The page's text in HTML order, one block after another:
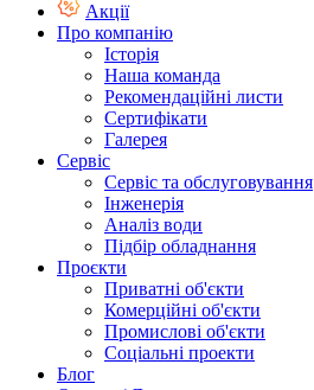
Акції
Про компанію
Історія
Наша команда
Рекомендаційні листи
Сертифікати
Галерея
Сервіс
Сервіс та обслуговування
Інженерія
Аналіз води
Підбір обладнання
Проєкти
Приватні об'єкти
Комерційні об'єкти
Промислові об'єкти
Соціальні проекти
Блог